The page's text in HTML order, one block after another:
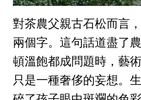
對茶農父親古石松而言
兩個字。這句話道盡了
頓溫飽都成問題時，藝
只是一種奢侈的妄想。